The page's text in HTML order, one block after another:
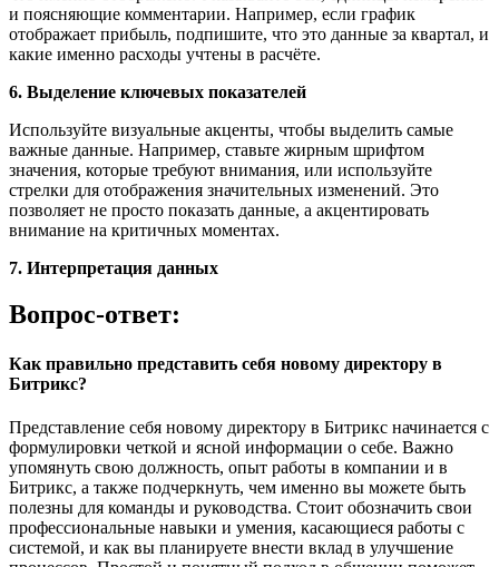
и поясняющие комментарии. Например, если график
отображает прибыль, подпишите, что это данные за квартал, и
какие именно расходы учтены в расчёте.
6. Выделение ключевых показателей
Используйте визуальные акценты, чтобы выделить самые
важные данные. Например, ставьте жирным шрифтом
значения, которые требуют внимания, или используйте
стрелки для отображения значительных изменений. Это
позволяет не просто показать данные, а акцентировать
внимание на критичных моментах.
7. Интерпретация данных
Вопрос-ответ:
Как правильно представить себя новому директору в
Битрикс?
Представление себя новому директору в Битрикс начинается с
формулировки четкой и ясной информации о себе. Важно
упомянуть свою должность, опыт работы в компании и в
Битрикс, а также подчеркнуть, чем именно вы можете быть
полезны для команды и руководства. Стоит обозначить свои
профессиональные навыки и умения, касающиеся работы с
системой, и как вы планируете внести вклад в улучшение